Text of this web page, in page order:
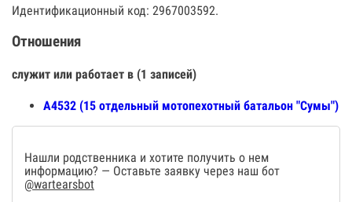
Идентификационный код: 2967003592.
Отношения
служит или работает в (1 записей)
А4532 (15 отдельный мотопехотный батальон "Сумы")
Нашли родственника и хотите получить о нем
информацию? — Оставьте заявку через наш бот
@wartearsbot